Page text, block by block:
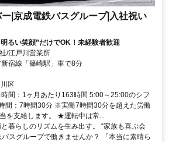
|京成電鉄バスグループ|入社祝い
るい笑顔”だけでOK！未経験者歓迎
/江戸川営業所
宿線「篠崎駅」車で8分
区
間：1ヶ月あたり163時間 5:00～25:00のシフ
間：7時間30分 ※実働7時間30分を超えた労働
を支給します。 ★運転中は常...
暮らしのリズムを生み出す。 “家族も喜ぶ会
スグループで働きませんか？ 「本当に素晴ら